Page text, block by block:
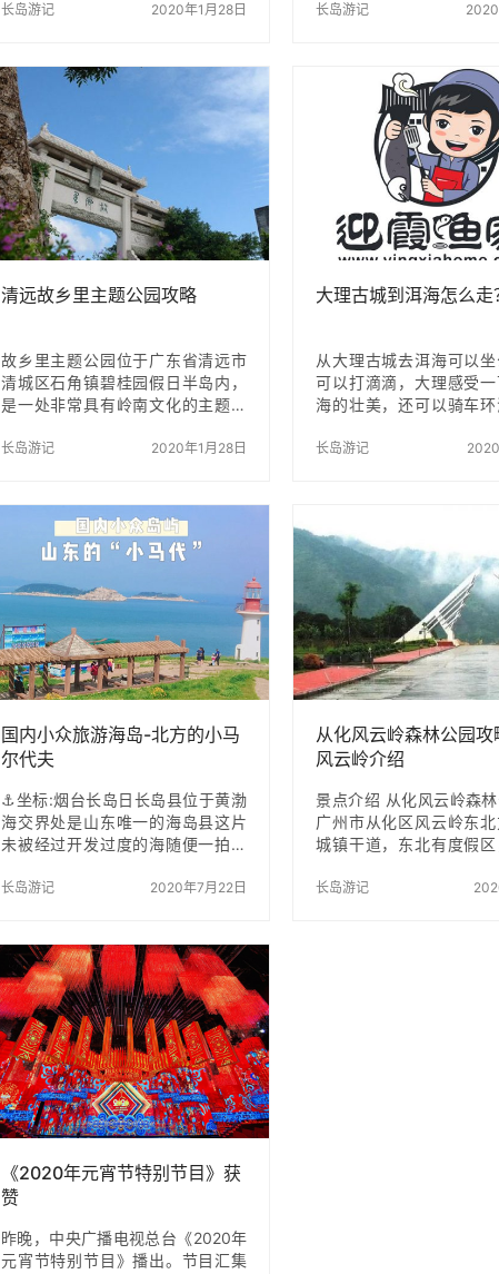
界级水上设备公司设计及提供，精
挑战青春活力，畅游水乐园。您可
以和您家人及朋友这里寻找自己的
乐趣，不论是休闲避暑还是重拾激
情，或者寻找刺激，这里的推荐指
数在夏天绝对是最高的，2013年园
区除了原有众多游玩项目，还增添
了3D摄影体验区、水上惊险冲关
区、亲子闯关区。 内设有十余种游
玩项目：童话乖乖湖、惊声尖叫、
长岛游记 2020年1月28日
都不高， 长岛及蓬莱的
长岛 。 先选路线，计
发，夜里达到。四点半
的，走荣乌高速，半夜快1
莱海天假日酒店，实际上
的小旅馆，第一天晚上选
近客运站两三公里不远的
号价格便宜78元，感觉超
里可以免费停车。 转天5.1
去蓬莱客港码头，当天风
长岛游记
清远故乡里主题公园攻略
故乡里主题公园位于广东省清远市
清城区石角镇碧桂园假日半岛内，
是一处非常具有岭南文化的主题公
貌，环境优美，让人回归自然，国
等祠堂庙宇、宅第民居、碉楼文阁
传统建筑，展示有各种旧物古物，
生产工具、生活用品以及逝去的老
行当等，向我们全方面展现了南中
国独具岭南特色的文化村，景区内
还有一处8000亩原生态天然湖泊，
非常的清澈。 景区景古建筑群落展
现、民俗风情表演及休闲游乐为一
体，以“重现历史，留住记忆，回归
长岛游记 2020年1月28日
大理古城到洱海怎么走
从大理古城去洱海可以
可以打滴滴，大理感受
海的壮美，还可以骑车环
泉等地看看。之后火车
手，可以带来好运的。晚
就去享受一场视觉盛宴
场有大型衍生态的打击
的响声》的演出，这是由
艺术家杨丽萍所创作的
的是铁器，演绎出最古
《云南的响声》的核心
道的民间艺人，他们手
长岛游记
国内小众旅游海岛-北方的小马
尔代夫
⚓坐标:烟台长岛日长岛县位于黄渤
海交界处是山东唯一的海岛县这片
未被经过开发过度的海随便一拍都
烟台打车蓬莱码头( 可以跟出租车师
做轮渡到长岛 💰门票:现在的南北线
通票￥125比以前便宜也可以单独买
看自己的时间(三天有效) 🏘住宿:长
岛一整片小区都是做渔家乐的所以
到这里一-定要体验一下渔家乐提前
在网络上定好一般的店家都可以到
码头接很方便(我住的…
长岛游记 2020年7月22日
从化风云岭森林公园攻
风云岭介绍
景点介绍 从化风云岭森
广州市从化区风云岭东
城镇干道，东北有度假区
盛，空气质量很好。上
长岛游记
《2020年元宵节特别节目》获
赞
昨晚，中央广播电视总台《2020年
元宵节特别节目》播出。节目汇集